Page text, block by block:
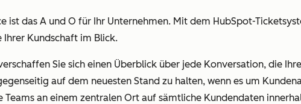
ist das A und O für Ihr Unternehmen. Mit dem HubSpot-
Kundschaft im Blick.
Sie sich einen Überblick über jede Konversation, die
auf dem neuesten Stand zu halten, wenn es um
an einem zentralen Ort auf sämtliche Kundendaten